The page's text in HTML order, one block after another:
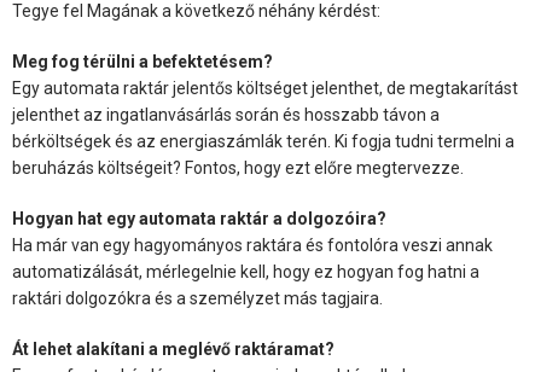
Tegye fel Magának a következő néhány kérdést:
Meg fog térülni a befektetésem?
Egy automata raktár jelentős költséget jelenthet, de megtakarítást
jelenthet az ingatlanvásárlás során és hosszabb távon a
bérköltségek és az energiaszámlák terén. Ki fogja tudni termelni a
beruházás költségeit? Fontos, hogy ezt előre megtervezze.
Hogyan hat egy automata raktár a dolgozóira?
Ha már van egy hagyományos raktára és fontolóra veszi annak
automatizálását, mérlegelnie kell, hogy ez hogyan fog hatni a
raktári dolgozókra és a személyzet más tagjaira.
Át lehet alakítani a meglévő raktáramat?